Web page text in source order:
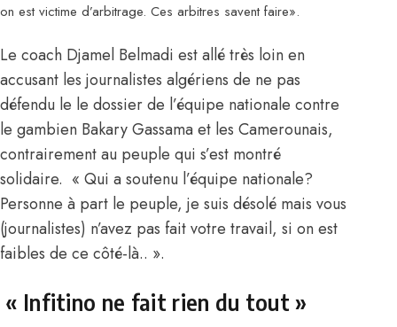
on est victime d’arbitrage. Ces arbitres savent faire».
Le coach Djamel Belmadi est allé très loin en
accusant les journalistes algériens de ne pas
défendu le le dossier de l’équipe nationale contre
le gambien Bakary Gassama et les Camerounais,
contrairement au peuple qui s’est montré
solidaire. « Qui a soutenu l’équipe nationale?
Personne à part le peuple, je suis désolé mais vous
(journalistes) n’avez pas fait votre travail, si on est
faibles de ce côté-là.. ».
« Infitino ne fait rien du tout »